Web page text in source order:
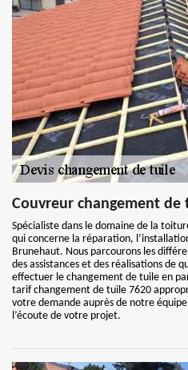
Couvreur changement de
Spécialiste dans le domaine de la
qui concerne la réparation,
Brunehaut. Nous parcourons les
des assistances et des réalisations de
effectuer le changement de tuile en
tarif changement de tuile 7620
votre demande auprès de notre
l’écoute de votre projet.